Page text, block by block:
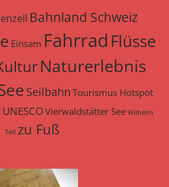
Bahnland Schweiz
Einsam FahrradFlüsse
Naturerlebnis
Seilbahn Tourismus Hotspot
UNESCOVierwaldstätter See Wilhelm
Tell zu Fuß